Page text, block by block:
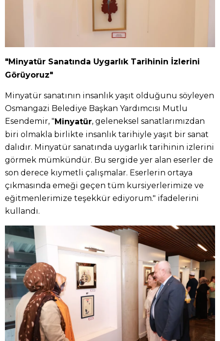
"Minyatür Sanatında Uygarlık Tarihinin İzlerini
Görüyoruz"
Minyatür sanatının insanlık yaşıt olduğunu söyleyen
Osmangazi Belediye Başkan Yardımcısı Mutlu
Esendemir, "Minyatür, geleneksel sanatlarımızdan
biri olmakla birlikte insanlık tarihiyle yaşıt bir sanat
dalıdır. Minyatür sanatında uygarlık tarihinin izlerini
görmek mümkündür. Bu sergide yer alan eserler de
son derece kıymetli çalışmalar. Eserlerin ortaya
çıkmasında emeği geçen tüm kursiyerlerimize ve
eğitmenlerimize teşekkür ediyorum." ifadelerini
kullandı.